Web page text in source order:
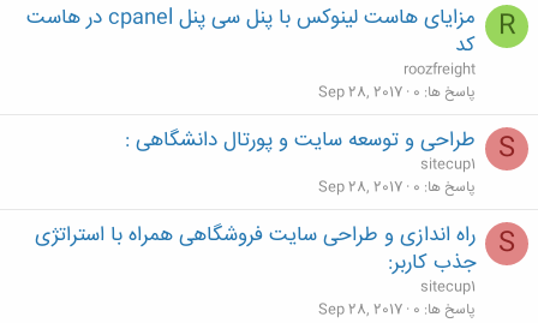
R
مزایای هاست لینوکس با پنل سی پنل cpanel در هاست
کد
roozfreight
پاسخ ها 0
Sep 28, 2017
S طراحی و توسعه سایت و پورتال دانشگاهی :
sitecup1
پاسخ ها 0
Sep 28, 2017
S
راه اندازی و طراحی سایت فروشگاهی همراه با استراتژی
جذب کاربر:
sitecup1
پاسخ ها 0
Sep 28, 2017